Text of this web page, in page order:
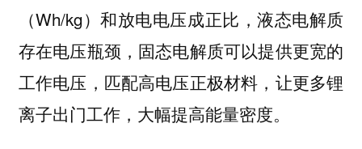
（Wh/kg）和放电电压成正比，液态电解质
存在电压瓶颈，固态电解质可以提供更宽的
工作电压，匹配高电压正极材料，让更多锂
离子出门工作，大幅提高能量密度。